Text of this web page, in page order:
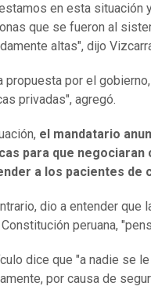
en esta situación
que se fueron al
altas", dijo
propuesta por el
privadas", agregó.
el mandatario
para que negociaran
a los pacientes de
dio a entender que
peruana,
dice que "a nadie se
por causa de